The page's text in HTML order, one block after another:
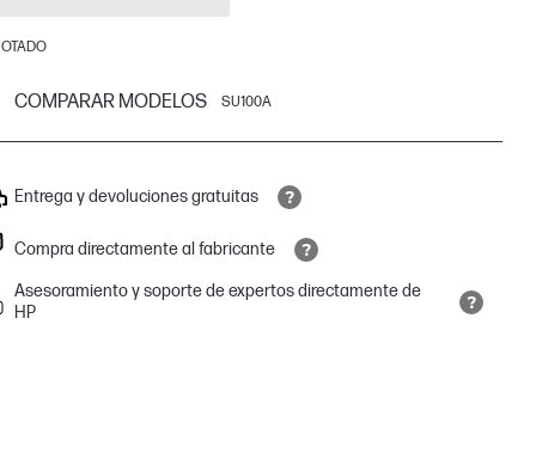
COMPARAR MODELOS SU100A
Entrega y devoluciones gratuitas
Compra directamente al fabricante
Asesoramiento y soporte de expertos directamente de
HP